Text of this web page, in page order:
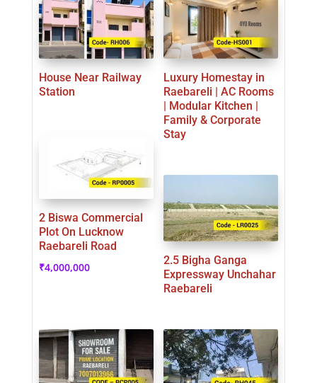
House Near Railway
Station
Luxury Homestay in
Raebareli | AC Rooms
| Modular Kitchen |
Family & Corporate
Stay
2 Biswa Commercial
Plot On Lucknow
Raebareli Road
₹4,000,000
2.5 Bigha Ganga
Expressway Unchahar
Raebareli